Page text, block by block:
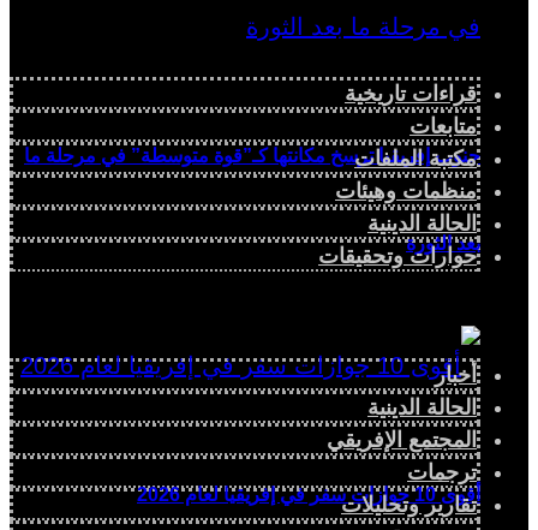
جنوب إفريقيا ترسخ مكانتها كـ”قوة متوسطة” في مرحلة ما
بعد الثورة
أقوى 10 جوازات سفر في إفريقيا لعام 2026
قراءات تاريخية
متابعات
مكتبة الملفات
منظمات وهيئات
الحالة الدينية
حوارات وتحقيقات
أخبار
الحالة الدينية
المجتمع الإفريقي
ترجمات
تقارير وتحليلات